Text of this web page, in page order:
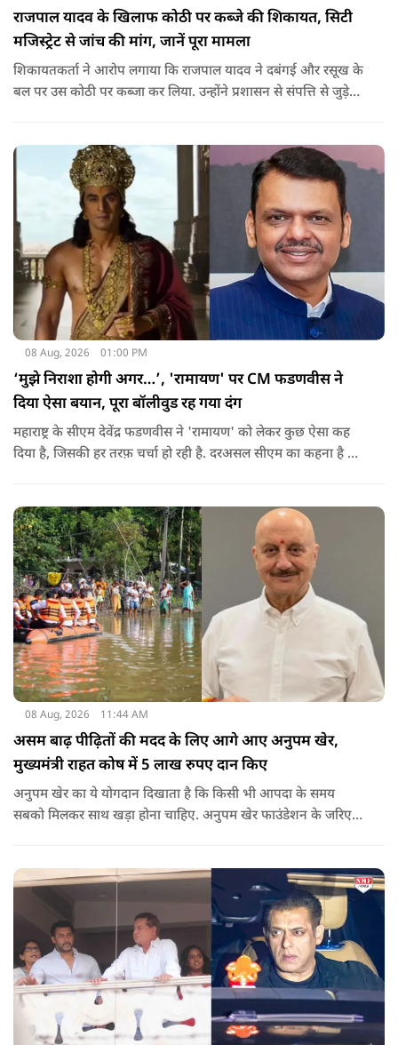
राजपाल यादव के खिलाफ कोठी पर कब्जे की शिकायत, सिटी
मजिस्ट्रेट से जांच की मांग, जानें पूरा मामला
शिकायतकर्ता ने आरोप लगाया कि राजपाल यादव ने दबंगई और रसूख के
बल पर उस कोठी पर कब्जा कर लिया. उन्होंने प्रशासन से संपत्ति से जुड़े
08 Aug, 2026 01:00 PM
‘मुझे निराशा होगी अगर…’, 'रामायण' पर CM फडणवीस ने
दिया ऐसा बयान, पूरा बॉलीवुड रह गया दंग
महाराष्ट्र के सीएम देवेंद्र फडणवीस ने 'रामायण' को लेकर कुछ ऐसा कह
दिया है, जिसकी हर तरफ़ चर्चा हो रही है. दरअसल सीएम का कहना है कि
08 Aug, 2026 11:44 AM
असम बाढ़ पीढ़ितों की मदद के लिए आगे आए अनुपम खेर,
मुख्यमंत्री राहत कोष में 5 लाख रुपए दान किए
अनुपम खेर का ये योगदान दिखाता है कि किसी भी आपदा के समय
सबको मिलकर साथ खड़ा होना चाहिए. अनुपम खेर फाउंडेशन के जरिए
मदद के लिए उनके द्वारा किया गया ये दान भी उसी कड़ी का एक हिस्सा है.